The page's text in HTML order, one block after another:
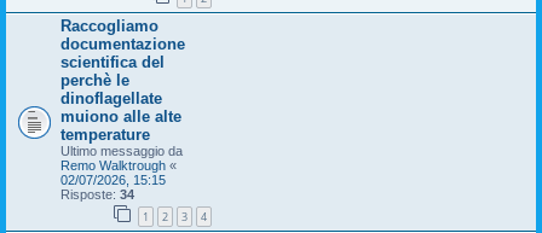
Raccogliamo
documentazione
scientifica del
perchè le
dinoflagellate
muiono alle alte
temperature
Ultimo messaggio da
Remo Walktrough «
02/07/2026, 15:15
Risposte: 34
1 2 3 4